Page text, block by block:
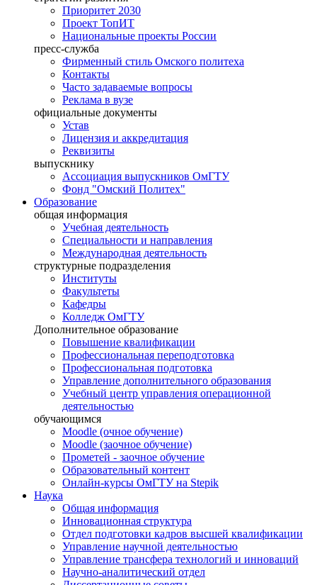
Приоритет 2030
Проект ТопИТ
Национальные проекты России
пресс-служба
Фирменный стиль Омского политеха
Контакты
Часто задаваемые вопросы
Реклама в вузе
официальные документы
Устав
Лицензия и аккредитация
Реквизиты
выпускнику
Ассоциация выпускников ОмГТУ
Фонд "Омский Политех"
Образование
общая информация
Учебная деятельность
Специальности и направления
Международная деятельность
структурные подразделения
Институты
Факультеты
Кафедры
Колледж ОмГТУ
Дополнительное образование
Повышение квалификации
Профессиональная переподготовка
Профессиональная подготовка
Управление дополнительного образования
Учебный центр управления операционной
деятельностью
обучающимся
Moodle (очное обучение)
Moodle (заочное обучение)
Прометей - заочное обучение
Образовательный контент
Онлайн-курсы ОмГТУ на Stepik
Наука
Общая информация
Инновационная структура
Отдел подготовки кадров высшей квалификации
Управление научной деятельностью
Управление трансфера технологий и инноваций
Научно-аналитический отдел